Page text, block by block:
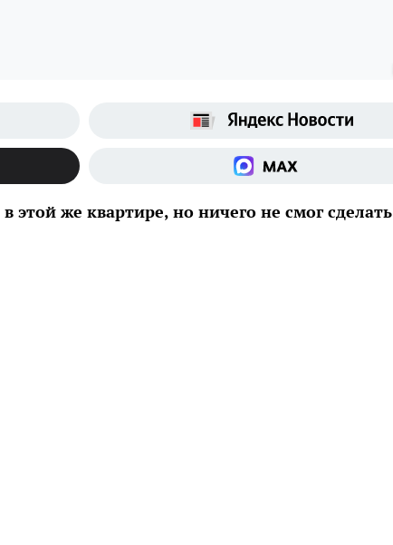
этой же квартире, но ничего не смог сделать